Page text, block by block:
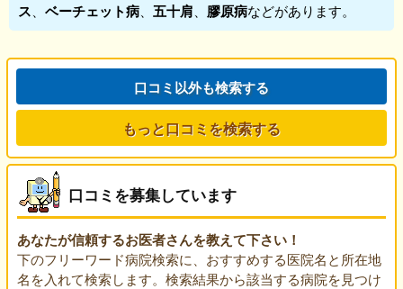
ス
ベーチェット病 五十肩 膠原病などがあります。
口コミ以外も検索する
もっと口コミを検索する
口コミを募集しています
あなたが信頼するお医者さんを教えて下さい！
下のフリーワード病院検索に、おすすめする医院名と所在地
名を入れて検索します。検索結果から該当する病院を見つけ